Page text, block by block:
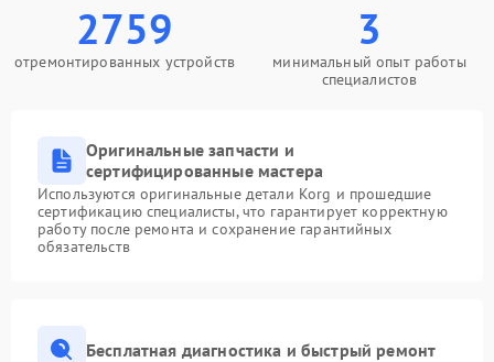
2759
отремонтированных устройств
3
минимальный опыт работы
специалистов
Оригинальные запчасти и
сертифицированные мастера
Используются оригинальные детали Korg и прошедшие
сертификацию специалисты, что гарантирует корректную
работу после ремонта и сохранение гарантийных
обязательств
Бесплатная диагностика и быстрый ремонт